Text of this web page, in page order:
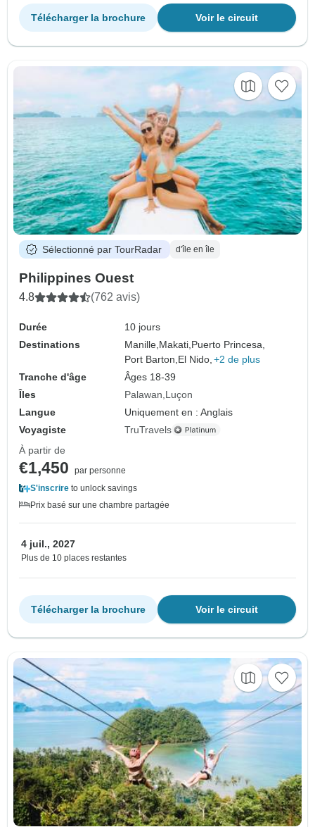
Voir le circuit
Télécharger la brochure
Sélectionné par TourRadar d'île en île
Philippines Ouest
4.8 (762 avis)
Durée
10 jours
Destinations
Manille, Makati, Puerto Princesa,
Port Barton, El Nido, +2 de plus
Tranche d'âge
Âges 18-39
Îles
Palawan Luçon
Langue
Uniquement en : Anglais
Voyagiste
TruTravels
À partir de
€1,450
par personne
S'inscrire to unlock savings
Prix basé sur une chambre partagée
4 juil., 2027
Plus de 10 places restantes
Voir le circuit
Télécharger la brochure